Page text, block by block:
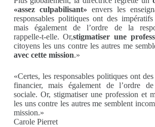
«assez culpabilisant» envers les
responsables politiques ont des
mais également de l’ordre de la
rappelle-t-elle. Or,stigmatiser une
citoyens les uns contre les autres me
avec cette mission.»
«Certes, les responsables politiques ont
financier, mais également de l’ordre
sociale. Or, stigmatiser une profession et
les uns contre les autres me semblent
mission.»
Carole Pierret